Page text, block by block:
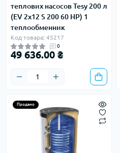
теплових насосов Tesy 200 л
(EV 2x12 S 200 60 HP) 1
теплообменник
Код товара: 45217
0
49 636.00 ₴
Продано